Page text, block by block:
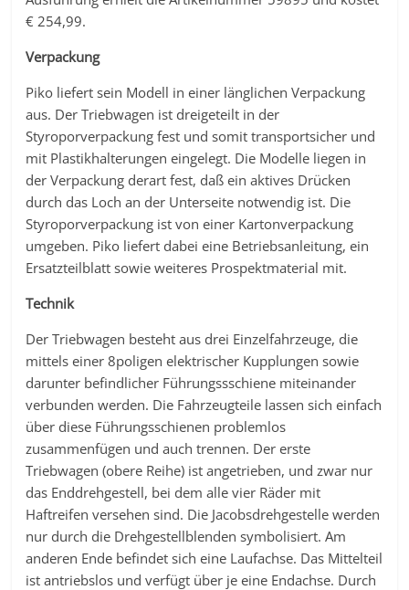
€ 254,99.
Verpackung
Piko liefert sein Modell in einer länglichen Verpackung
aus. Der Triebwagen ist dreigeteilt in der
Styroporverpackung fest und somit transportsicher und
mit Plastikhalterungen eingelegt. Die Modelle liegen in
der Verpackung derart fest, daß ein aktives Drücken
durch das Loch an der Unterseite notwendig ist. Die
Styroporverpackung ist von einer Kartonverpackung
umgeben. Piko liefert dabei eine Betriebsanleitung, ein
Ersatzteilblatt sowie weiteres Prospektmaterial mit.
Technik
Der Triebwagen besteht aus drei Einzelfahrzeuge, die
mittels einer 8poligen elektrischer Kupplungen sowie
darunter befindlicher Führungssschiene miteinander
verbunden werden. Die Fahrzeugteile lassen sich einfach
über diese Führungsschienen problemlos
zusammenfügen und auch trennen. Der erste
Triebwagen (obere Reihe) ist angetrieben, und zwar nur
das Enddrehgestell, bei dem alle vier Räder mit
Haftreifen versehen sind. Die Jacobsdrehgestelle werden
nur durch die Drehgestellblenden symbolisiert. Am
anderen Ende befindet sich eine Laufachse. Das Mittelteil
ist antriebslos und verfügt über je eine Endachse. Durch